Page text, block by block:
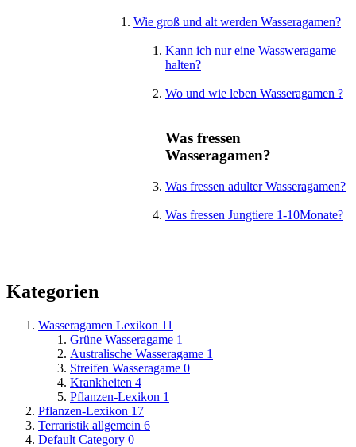
Wie groß und alt werden Wasseragamen?
Kann ich nur eine Wassweragame
halten?
Wo und wie leben Wasseragamen ?
Was fressen
Wasseragamen?
Was fressen adulter Wasseragamen?
Was fressen Jungtiere 1-10Monate?
Kategorien
Wasseragamen Lexikon 11
Grüne Wasseragame 1
Australische Wasseragame 1
Streifen Wasseragame 0
Krankheiten 4
Pflanzen-Lexikon 1
Pflanzen-Lexikon 17
Terraristik allgemein 6
Default Category 0